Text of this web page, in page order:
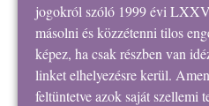
jogokról szóló 1999 évi
másolni és közzétenni tilos
képez, ha csak részben van
linket elhelyezésre kerül.
feltüntetve azok saját szellemi